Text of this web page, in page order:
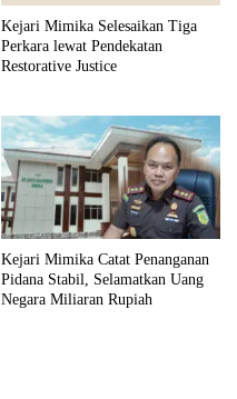
Kejari Mimika Selesaikan Tiga
Perkara lewat Pendekatan
Restorative Justice
Kejari Mimika Catat Penanganan
Pidana Stabil, Selamatkan Uang
Negara Miliaran Rupiah